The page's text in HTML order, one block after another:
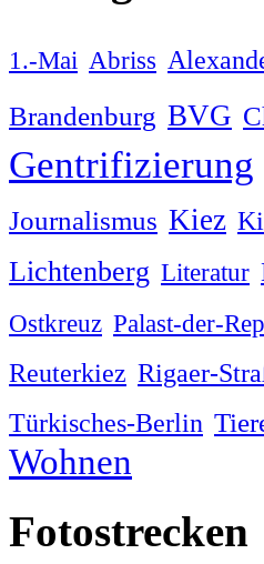
1.-Mai Abriss
Brandenburg BVG
Gentrifizierung
Journalismus Kiez
Lichtenberg Literatur
Ostkreuz Palast-der-
Reuterkiez Rigaer-
Türkisches-Berlin
Wohnen
Fotostrecken